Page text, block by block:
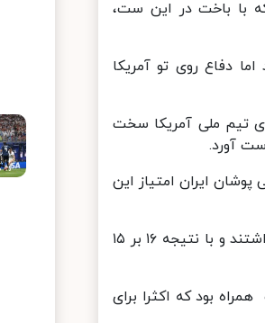
با باخت در این ست،
رفته و در امتیاز ۳ برابر شدند اما دفاع روی تو آمریکا
تیم ملی آمریکا سخت
پوشان ایران امتیاز این
در اواسط بازی، ملی پوشان والیبال ایران عملکرد خوبی در سرویس و حمله داشتند و با نتیجه ۱۶ بر ۱۵
بود که اکثرا برای